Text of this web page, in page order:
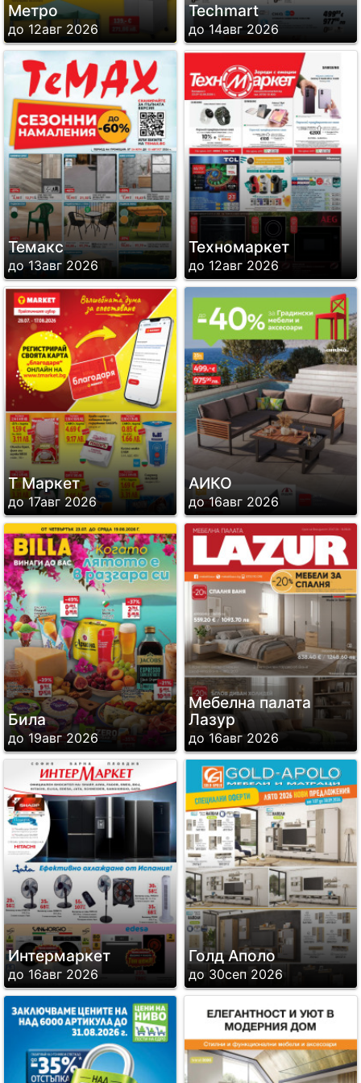
Метро
до 12авг 2026
Techmart
до 14авг 2026
Темакс
до 13авг 2026
Техномаркет
до 12авг 2026
Т Маркет
до 17авг 2026
АИКО
до 16авг 2026
Била
до 19авг 2026
Мебелна палата
Лазур
до 16авг 2026
Интермаркет
до 16авг 2026
Голд Аполо
до 30сеп 2026